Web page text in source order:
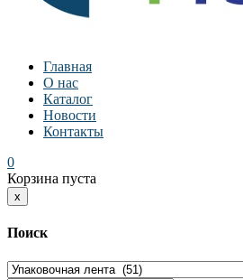
Главная
О нас
Каталог
Новости
Контакты
0
Корзина пуста
x
Поиск